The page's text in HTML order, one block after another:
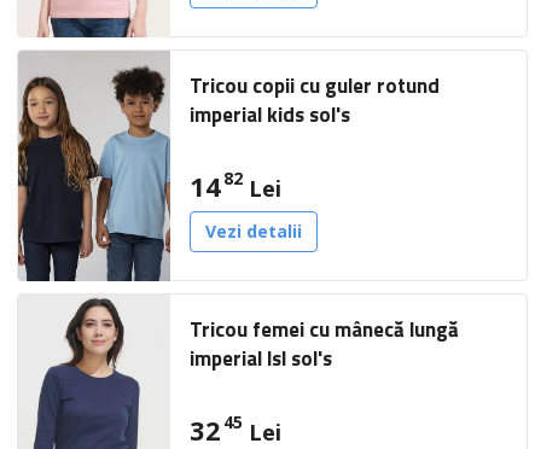
Tricou copii cu guler rotund
imperial kids sol's
1482 Lei
Vezi detalii
Tricou femei cu mânecă lungă
imperial lsl sol's
32 45 Lei